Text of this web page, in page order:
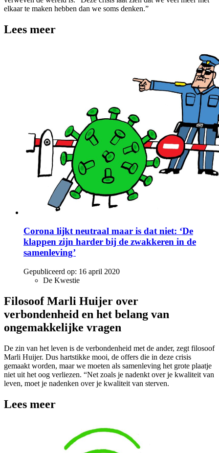
elkaar te maken hebben dan we soms denken.”
Lees meer
Corona lijkt neutraal maar is dat niet: ‘De
klappen zijn harder bij de zwakkeren in de
samenleving’
Gepubliceerd op: 16 april 2020
De Kwestie
Filosoof Marli Huijer over
verbondenheid en het belang van
ongemakkelijke vragen
De zin van het leven is de verbondenheid met de ander, zegt filosoof
Marli Huijer. Dus hartstikke mooi, de offers die in deze crisis
gemaakt worden, maar we moeten als samenleving het grote plaatje
niet uit het oog verliezen. “Net zoals je nadenkt over je kwaliteit van
leven, moet je nadenken over je kwaliteit van sterven.
Lees meer